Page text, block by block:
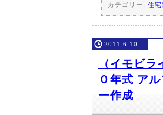
カテゴリー: 住宅
2011.6.10
（イモビ
０年式 ア
ー作成